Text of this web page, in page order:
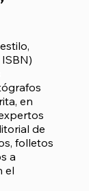
en
de
folletos
a
el